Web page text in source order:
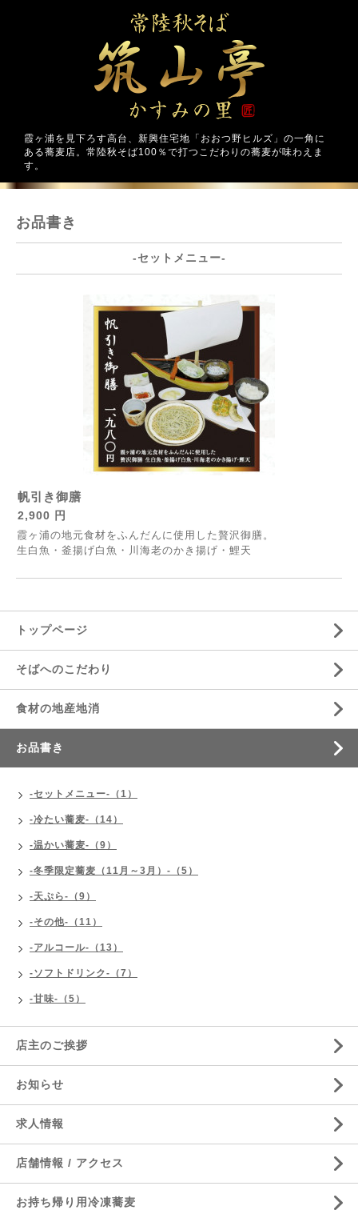
霞ヶ浦を見下ろす高台、新興住宅地「おおつ野ヒルズ」の一角に
ある蕎麦店。常陸秋そば100％で打つこだわりの蕎麦が味わえま
す。
お品書き
-セットメニュー-
帆引き御膳
2,900 円
霞ヶ浦の地元食材をふんだんに使用した贅沢御膳。
生白魚・釜揚げ白魚・川海老のかき揚げ・鯉天
トップページ
そばへのこだわり
食材の地産地消
お品書き
-セットメニュー-（1）
-冷たい蕎麦-（14）
-温かい蕎麦-（9）
-冬季限定蕎麦（11月～3月）-（5）
-天ぷら-（9）
-その他-（11）
-アルコール-（13）
-ソフトドリンク-（7）
-甘味-（5）
店主のご挨拶
お知らせ
求人情報
店舗情報 / アクセス
お持ち帰り用冷凍蕎麦